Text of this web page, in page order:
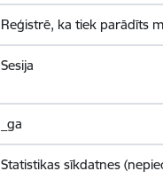
Reģistrē, ka tiek parādīts
Sesija
_ga
Statistikas sīkdatnes